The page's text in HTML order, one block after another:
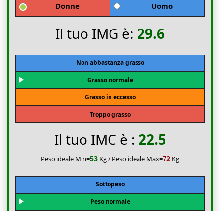
Donne Uomo
Il tuo IMG è: 29.6
Non abbastanza grasso
Grasso normale
Grasso in eccesso
Troppo grasso
Il tuo IMC è : 22.5
Peso ideale Min=53 Kg / Peso ideale Max=72 Kg
Sottopeso
Peso normale